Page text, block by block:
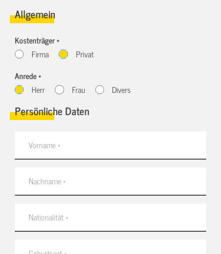
Allgemein
Kostenträger *
Firma
Privat
Anrede *
Herr
Frau Divers
Persönliche Daten